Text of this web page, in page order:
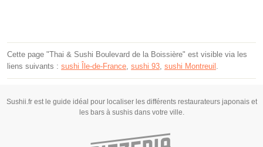
Cette page "Thai & Sushi Boulevard de la Boissière" est visible via les
liens suivants : sushi Île-de-France sushi 93 sushi Montreuil
Sushii.fr est le guide idéal pour localiser les différents restaurateurs japonais et
les bars à sushis dans votre ville.